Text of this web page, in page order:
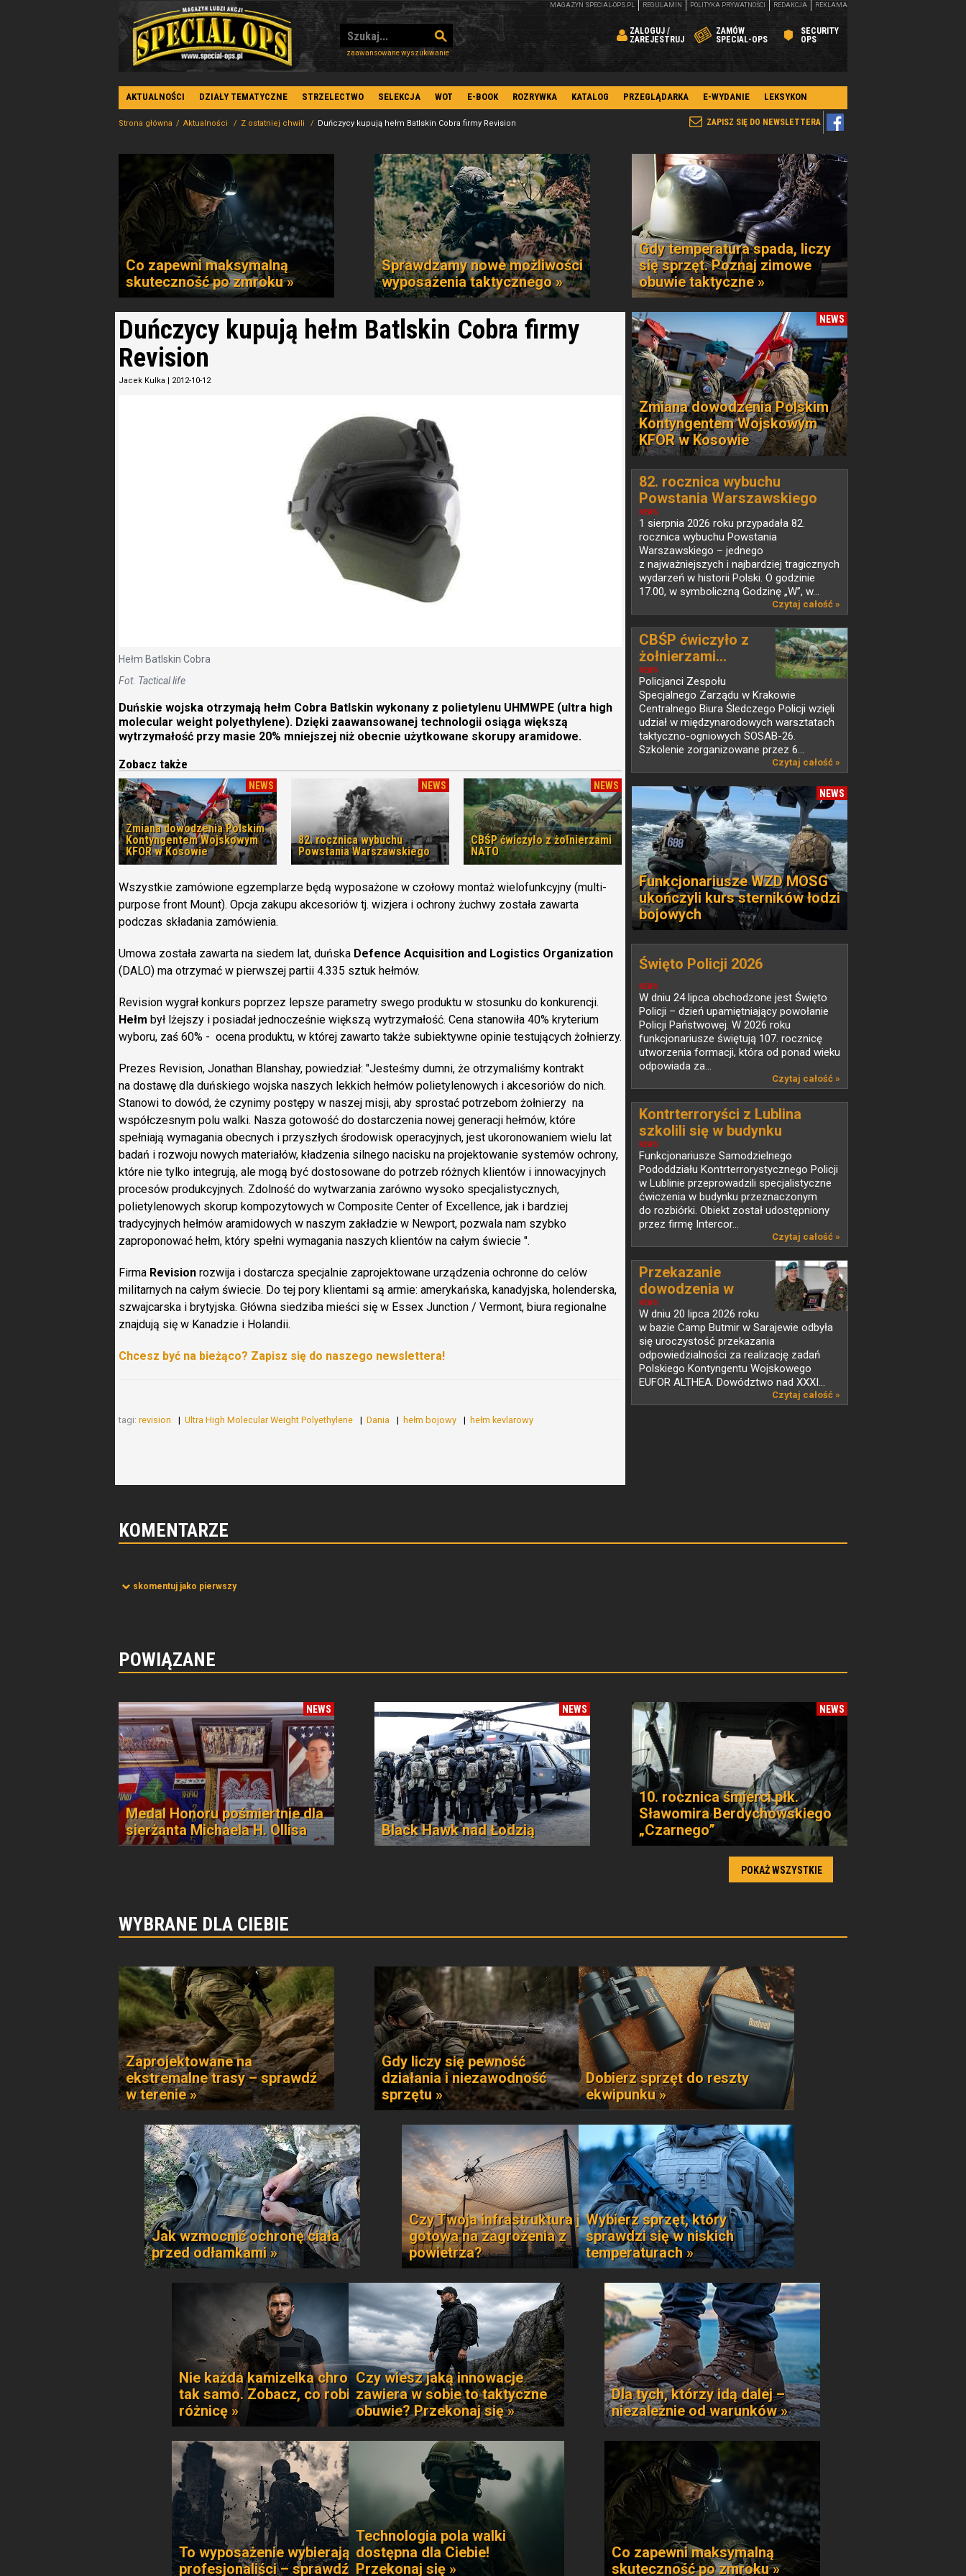
zaawansowane wyszukiwanie
ZALOGUJ /
ZAREJESTRUJ
ZAMÓW
SPECIAL-OPS
SECURITY
OPS
MAGAZYN SPECIAL-OPS.PL REGULAMIN POLITYKA PRYWATNOŚCI REDAKCJA REKLAMA
AKTUALNOŚCI DZIAŁY TEMATYCZNE STRZELECTWO SELEKCJA WOT E-BOOK ROZRYWKA KATALOG PRZEGLĄDARKA E-WYDANIE LEKSYKON
ZAPISZ SIĘ DO NEWSLETTERA
Strona główna Aktualności Z ostatniej chwili Duńczycy kupują hełm Batlskin Cobra firmy Revision
Co zapewni maksymalną
skuteczność po zmroku »
Sprawdzamy nowe możliwości
wyposażenia taktycznego »
Gdy temperatura spada, liczy
się sprzęt. Poznaj zimowe
obuwie taktyczne »
Duńczycy kupują hełm Batlskin Cobra firmy
Revision
Jacek Kulka | 2012-10-12
Hełm Batlskin Cobra
Fot. Tactical life
Duńskie wojska otrzymają hełm Cobra Batlskin wykonany z polietylenu UHMWPE (ultra high
molecular weight polyethylene). Dzięki zaawansowanej technologii osiąga większą
wytrzymałość przy masie 20% mniejszej niż obecnie użytkowane skorupy aramidowe.
Zobacz także
NEWS
Zmiana dowodzenia Polskim
Kontyngentem Wojskowym
KFOR w Kosowie
NEWS
82. rocznica wybuchu
Powstania Warszawskiego
NEWS
CBŚP ćwiczyło z żołnierzami
NATO
Wszystkie zamówione egzemplarze będą wyposażone w czołowy montaż wielofunkcyjny (multi-
purpose front Mount). Opcja zakupu akcesoriów tj. wizjera i ochrony żuchwy została zawarta
podczas składania zamówienia.
Umowa została zawarta na siedem lat, duńska Defence Acquisition and Logistics Organization
(DALO) ma otrzymać w pierwszej partii 4.335 sztuk hełmów.
Revision wygrał konkurs poprzez lepsze parametry swego produktu w stosunku do konkurencji.
Hełm był lżejszy i posiadał jednocześnie większą wytrzymałość. Cena stanowiła 40% kryterium
wyboru, zaś 60% - ocena produktu, w której zawarto także subiektywne opinie testujących żołnierzy.
Prezes Revision, Jonathan Blanshay, powiedział: "Jesteśmy dumni, że otrzymaliśmy kontrakt
na dostawę dla duńskiego wojska naszych lekkich hełmów polietylenowych i akcesoriów do nich.
Stanowi to dowód, że czynimy postępy w naszej misji, aby sprostać potrzebom żołnierzy na
współczesnym polu walki. Nasza gotowość do dostarczenia nowej generacji hełmów, które
spełniają wymagania obecnych i przyszłych środowisk operacyjnych, jest ukoronowaniem wielu lat
badań i rozwoju nowych materiałów, kładzenia silnego nacisku na projektowanie systemów ochrony,
które nie tylko integrują, ale mogą być dostosowane do potrzeb różnych klientów i innowacyjnych
procesów produkcyjnych. Zdolność do wytwarzania zarówno wysoko specjalistycznych,
polietylenowych skorup kompozytowych w Composite Center of Excellence, jak i bardziej
tradycyjnych hełmów aramidowych w naszym zakładzie w Newport, pozwala nam szybko
zaproponować hełm, który spełni wymagania naszych klientów na całym świecie ".
Firma Revision rozwija i dostarcza specjalnie zaprojektowane urządzenia ochronne do celów
militarnych na całym świecie. Do tej pory klientami są armie: amerykańska, kanadyjska, holenderska,
szwajcarska i brytyjska. Główna siedziba mieści się w Essex Junction / Vermont, biura regionalne
znajdują się w Kanadzie i Holandii.
Chcesz być na bieżąco? Zapisz się do naszego newslettera!
tagi: revision Ultra High Molecular Weight Polyethylene Dania hełm bojowy hełm kevlarowy
NEWS
Zmiana dowodzenia Polskim
Kontyngentem Wojskowym
KFOR w Kosowie
NEWS
82. rocznica wybuchu
Powstania Warszawskiego
1 sierpnia 2026 roku przypadała 82.
rocznica wybuchu Powstania
Warszawskiego – jednego
z najważniejszych i najbardziej tragicznych
wydarzeń w historii Polski. O godzinie
17.00, w symboliczną Godzinę „W”, w...
Czytaj całość »
NEWS
CBŚP ćwiczyło z
żołnierzami...
Policjanci Zespołu
Specjalnego Zarządu w Krakowie
Centralnego Biura Śledczego Policji wzięli
udział w międzynarodowych warsztatach
taktyczno-ogniowych SOSAB-26.
Szkolenie zorganizowane przez 6...
Czytaj całość »
NEWS
Funkcjonariusze WZD MOSG
ukończyli kurs sterników łodzi
bojowych
NEWS
Święto Policji 2026
W dniu 24 lipca obchodzone jest Święto
Policji – dzień upamiętniający powołanie
Policji Państwowej. W 2026 roku
funkcjonariusze świętują 107. rocznicę
utworzenia formacji, która od ponad wieku
odpowiada za...
Czytaj całość »
NEWS
Kontrterroryści z Lublina
szkolili się w budynku
przeznaczonym do rozbiórki
Funkcjonariusze Samodzielnego
Pododdziału Kontrterrorystycznego Policji
w Lublinie przeprowadzili specjalistyczne
ćwiczenia w budynku przeznaczonym
do rozbiórki. Obiekt został udostępniony
przez firmę Intercor...
Czytaj całość »
NEWS
Przekazanie
dowodzenia w
PKW...
W dniu 20 lipca 2026 roku
w bazie Camp Butmir w Sarajewie odbyła
się uroczystość przekazania
odpowiedzialności za realizację zadań
Polskiego Kontyngentu Wojskowego
EUFOR ALTHEA. Dowództwo nad XXXI...
Czytaj całość »
KOMENTARZE
skomentuj jako pierwszy
POWIĄZANE
NEWS
Medal Honoru pośmiertnie dla
sierżanta Michaela H. Ollisa
NEWS
Black Hawk nad Łodzią
NEWS
10. rocznica śmierci płk.
Sławomira Berdychowskiego
„Czarnego”
POKAŻ WSZYSTKIE
WYBRANE DLA CIEBIE
Zaprojektowane na
ekstremalne trasy – sprawdź
w terenie »
Gdy liczy się pewność
działania i niezawodność
sprzętu »
Dobierz sprzęt do reszty
ekwipunku »
Jak wzmocnić ochronę ciała
przed odłamkami »
Czy Twoja infrastruktura jest
gotowa na zagrożenia z
powietrza?
Wybierz sprzęt, który
sprawdzi się w niskich
temperaturach »
Nie każda kamizelka chroni
tak samo. Zobacz, co robi
różnicę »
Czy wiesz jaką innowacje
zawiera w sobie to taktyczne
obuwie? Przekonaj się »
Dla tych, którzy idą dalej –
niezależnie od warunków »
To wyposażenie wybierają
profesjonaliści – sprawdź »
Technologia pola walki
dostępna dla Ciebie!
Przekonaj się »
Co zapewni maksymalną
skuteczność po zmroku »